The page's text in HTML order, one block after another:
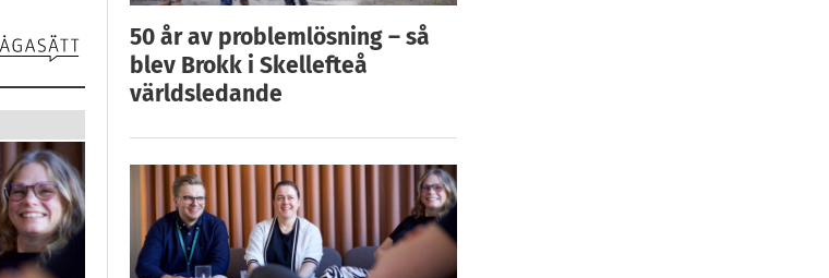
50 år av problemlösning – så
blev Brokk i Skellefteå
världsledande